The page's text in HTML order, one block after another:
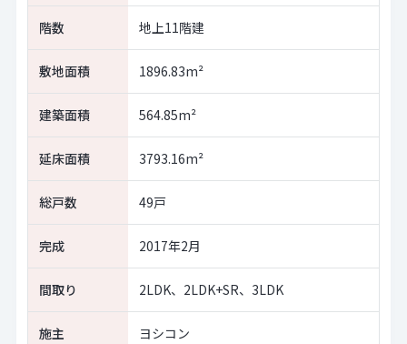
階数 地上11階建
敷地面積 1896.83m²
建築面積 564.85m²
延床面積 3793.16m²
総戸数 49戸
完成 2017年2月
間取り 2LDK、2LDK+SR、3LDK
施主 ヨシコン